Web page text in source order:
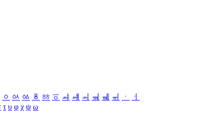
ㆁ ㆂ ㆃ ㆄ ㆅ ㆆ ㆇ ㆈ ㆉ ㆊ ㆋ ㆌ ㆍ
ㆎ
τ υ φ χ ψ ω